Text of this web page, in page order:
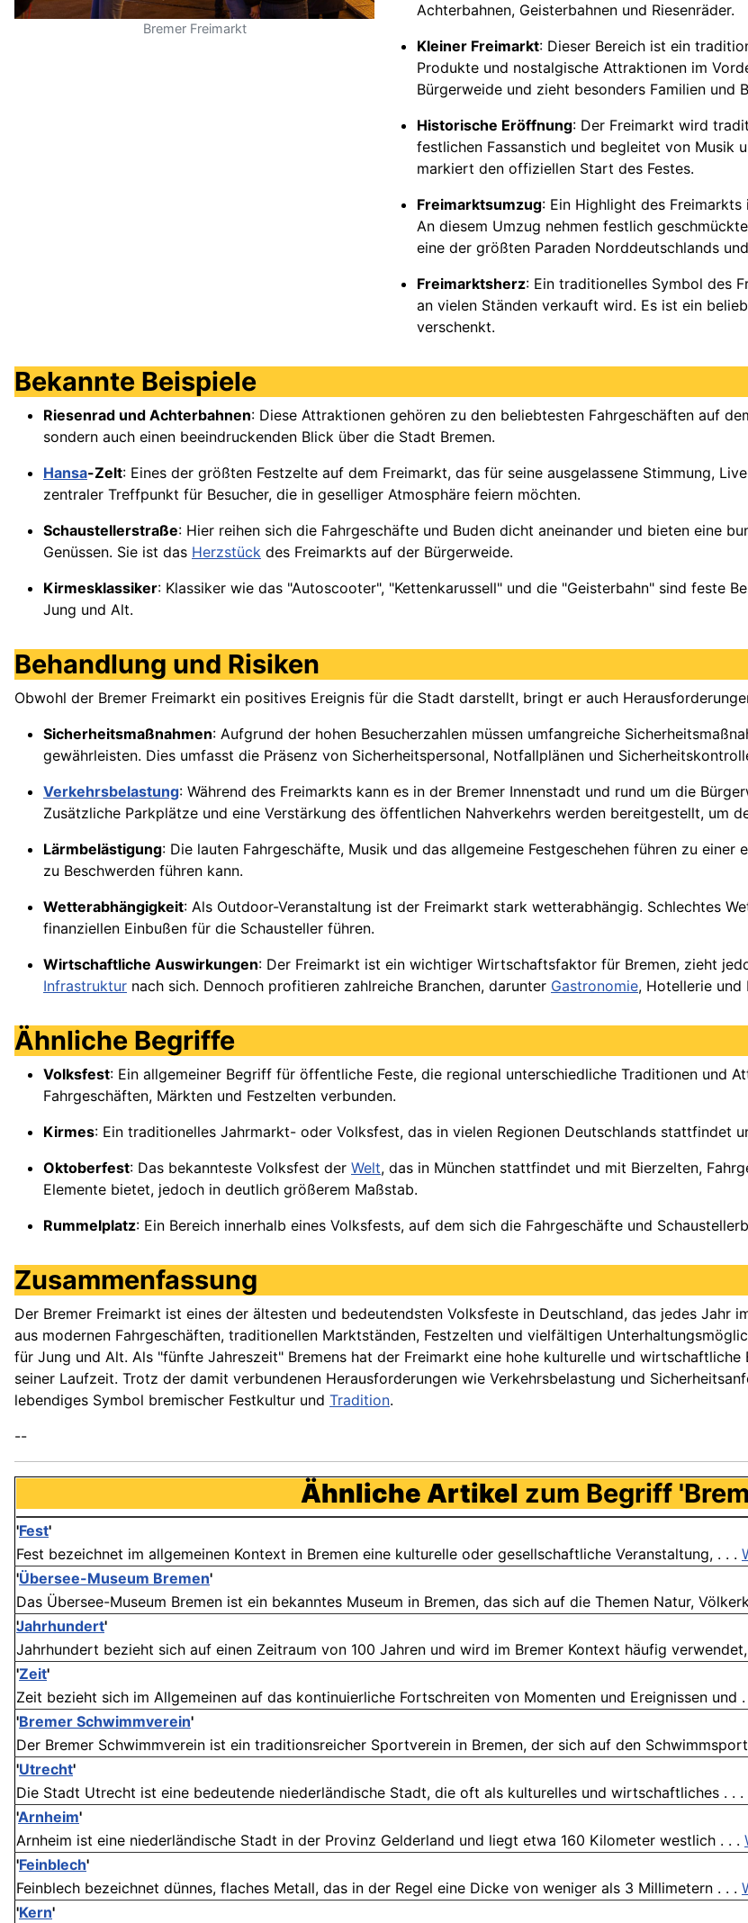
Bremer Freimarkt
Achterbahnen, Geisterbahnen und Riesenräder.
Kleiner Freimarkt: Dieser Bereich ist ein
Produkte und nostalgische Attraktionen im
Bürgerweide und zieht besonders Familien und
Historische Eröffnung: Der Freimarkt wird
festlichen Fassanstich und begleitet von Musik
markiert den offiziellen Start des Festes.
Freimarktsumzug: Ein Highlight des
An diesem Umzug nehmen festlich
eine der größten Paraden Norddeutschlands
Freimarktsherz: Ein traditionelles Symbol des
an vielen Ständen verkauft wird. Es ist ein
verschenkt.
Bekannte Beispiele
Riesenrad und Achterbahnen: Diese Attraktionen gehören zu den beliebtesten Fahrgeschäften auf
sondern auch einen beeindruckenden Blick über die Stadt Bremen.
Hansa-Zelt: Eines der größten Festzelte auf dem Freimarkt, das für seine ausgelassene Stimmung,
zentraler Treffpunkt für Besucher, die in geselliger Atmosphäre feiern möchten.
Schaustellerstraße: Hier reihen sich die Fahrgeschäfte und Buden dicht aneinander und bieten eine
Genüssen. Sie ist das Herzstück des Freimarkts auf der Bürgerweide.
Kirmesklassiker: Klassiker wie das "Autoscooter", "Kettenkarussell" und die "Geisterbahn" sind feste
Jung und Alt.
Behandlung und Risiken
Obwohl der Bremer Freimarkt ein positives Ereignis für die Stadt darstellt, bringt er auch
Sicherheitsmaßnahmen: Aufgrund der hohen Besucherzahlen müssen umfangreiche
gewährleisten. Dies umfasst die Präsenz von Sicherheitspersonal, Notfallplänen und
Verkehrsbelastung: Während des Freimarkts kann es in der Bremer Innenstadt und rund um die
Zusätzliche Parkplätze und eine Verstärkung des öffentlichen Nahverkehrs werden bereitgestellt, um
Lärmbelästigung: Die lauten Fahrgeschäfte, Musik und das allgemeine Festgeschehen führen zu einer
zu Beschwerden führen kann.
Wetterabhängigkeit: Als Outdoor-Veranstaltung ist der Freimarkt stark wetterabhängig. Schlechtes
finanziellen Einbußen für die Schausteller führen.
Wirtschaftliche Auswirkungen: Der Freimarkt ist ein wichtiger Wirtschaftsfaktor für Bremen, zieht
Infrastruktur nach sich. Dennoch profitieren zahlreiche Branchen, darunter Gastronomie, Hotellerie und
Ähnliche Begriffe
Volksfest: Ein allgemeiner Begriff für öffentliche Feste, die regional unterschiedliche Traditionen und
Fahrgeschäften, Märkten und Festzelten verbunden.
Kirmes: Ein traditionelles Jahrmarkt- oder Volksfest, das in vielen Regionen Deutschlands stattfindet
Oktoberfest: Das bekannteste Volksfest der Welt, das in München stattfindet und mit Bierzelten,
Elemente bietet, jedoch in deutlich größerem Maßstab.
Rummelplatz: Ein Bereich innerhalb eines Volksfests, auf dem sich die Fahrgeschäfte und
Zusammenfassung
Der Bremer Freimarkt ist eines der ältesten und bedeutendsten Volksfeste in Deutschland, das jedes Jahr
aus modernen Fahrgeschäften, traditionellen Marktständen, Festzelten und vielfältigen
für Jung und Alt. Als "fünfte Jahreszeit" Bremens hat der Freimarkt eine hohe kulturelle und
seiner Laufzeit. Trotz der damit verbundenen Herausforderungen wie Verkehrsbelastung und
lebendiges Symbol bremischer Festkultur und Tradition.
--
Ähnliche Artikel zum Begriff
'Fest'
Fest bezeichnet im allgemeinen Kontext in Bremen eine kulturelle oder gesellschaftliche Veranstaltung, . . .
'Übersee-Museum Bremen'
Das Übersee-Museum Bremen ist ein bekanntes Museum in Bremen, das sich auf die Themen Natur,
Jahrhundert'
Jahrhundert bezieht sich auf einen Zeitraum von 100 Jahren und wird im Bremer Kontext häufig
'Zeit'
Zeit bezieht sich im Allgemeinen auf das kontinuierliche Fortschreiten von Momenten und Ereignissen und .
'Bremer Schwimmverein'
Der Bremer Schwimmverein ist ein traditionsreicher Sportverein in Bremen, der sich auf den
'Utrecht'
Die Stadt Utrecht ist eine bedeutende niederländische Stadt, die oft als kulturelles und wirtschaftliches . . .
'Arnheim'
Arnheim ist eine niederländische Stadt in der Provinz Gelderland und liegt etwa 160 Kilometer westlich . . .
'Feinblech'
Feinblech bezeichnet dünnes, flaches Metall, das in der Regel eine Dicke von weniger als 3 Millimetern . . .
'Kern'